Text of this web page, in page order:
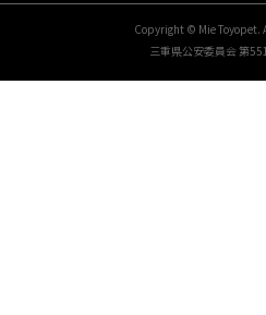
Copyright © Mie Toyopet.
三重県公安委員会 第